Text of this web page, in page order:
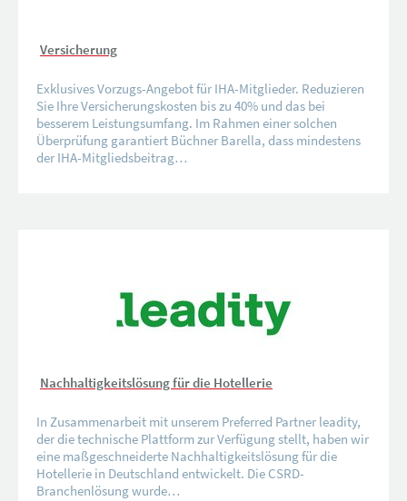
Versicherung
Exklusives Vorzugs-Angebot für IHA-Mitglieder. Reduzieren
Sie Ihre Versicherungskosten bis zu 40% und das bei
besserem Leistungsumfang. Im Rahmen einer solchen
Überprüfung garantiert Büchner Barella, dass mindestens
der IHA-Mitgliedsbeitrag…
Nachhaltigkeitslösung für die Hotellerie
In Zusammenarbeit mit unserem Preferred Partner leadity,
der die technische Plattform zur Verfügung stellt, haben wir
eine maßgeschneiderte Nachhaltigkeitslösung für die
Hotellerie in Deutschland entwickelt. Die CSRD-
Branchenlösung wurde…